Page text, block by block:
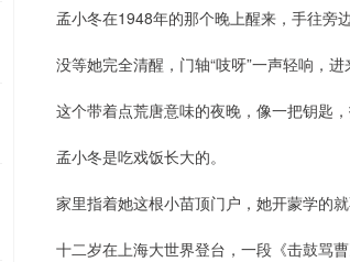
孟小冬在1948年的那个晚上醒来，手往旁
没等她完全清醒，门轴“吱呀”一声轻响，
这个带着点荒唐意味的夜晚，像一把钥匙
孟小冬是吃戏饭长大的。
家里指着她这根小苗顶门户，她开蒙学的
十二岁在上海大世界登台，一段《击鼓骂